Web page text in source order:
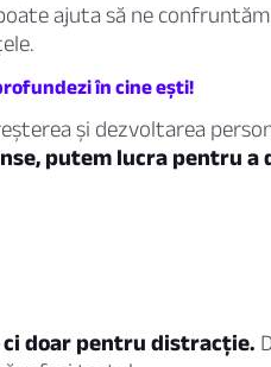
ajuta să ne confruntăm
în cine ești!
și dezvoltarea
putem lucra pentru a
ci doar pentru distracție.